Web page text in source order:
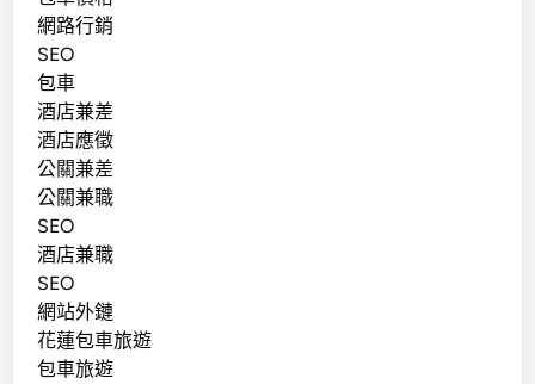
網路行銷
SEO
包車
酒店兼差
酒店應徵
公關兼差
公關兼職
SEO
酒店兼職
SEO
網站外鏈
花蓮包車旅遊
包車旅遊